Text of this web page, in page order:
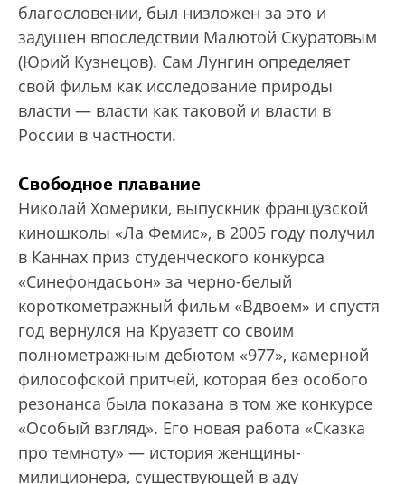
благословении, был низложен за это и
задушен впоследствии Малютой Скуратовым
(Юрий Кузнецов). Сам Лунгин определяет
свой фильм как исследование природы
власти — власти как таковой и власти в
России в частности.
Свободное плавание
Николай Хомерики, выпускник французской
киношколы «Ла Фемис», в 2005 году получил
в Каннах приз студенческого конкурса
«Синефондасьон» за черно-белый
короткометражный фильм «Вдвоем» и спустя
год вернулся на Круазетт со своим
полнометражным дебютом «977», камерной
философской притчей, которая без особого
резонанса была показана в том же конкурсе
«Особый взгляд». Его новая работа «Сказка
про темноту» — история женщины-
милиционера, существующей в аду